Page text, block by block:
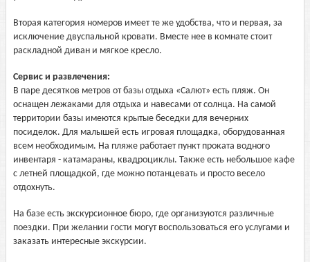
Вторая категория номеров имеет те же удобства, что и первая, за
исключение двуспальной кровати. Вместе нее в комнате стоит
раскладной диван и мягкое кресло.
Сервис и развлечения:
В паре десятков метров от базы отдыха «Салют» есть пляж. Он
оснащен лежаками для отдыха и навесами от солнца. На самой
территории базы имеются крытые беседки для вечерних
посиделок. Для малышей есть игровая площадка, оборудованная
всем необходимым. На пляже работает пункт проката водного
инвентаря - катамараны, квадроциклы. Также есть небольшое кафе
с летней площадкой, где можно потанцевать и просто весело
отдохнуть.
На базе есть экскурсионное бюро, где организуются различные
поездки. При желании гости могут воспользоваться его услугами и
заказать интересные экскурсии.